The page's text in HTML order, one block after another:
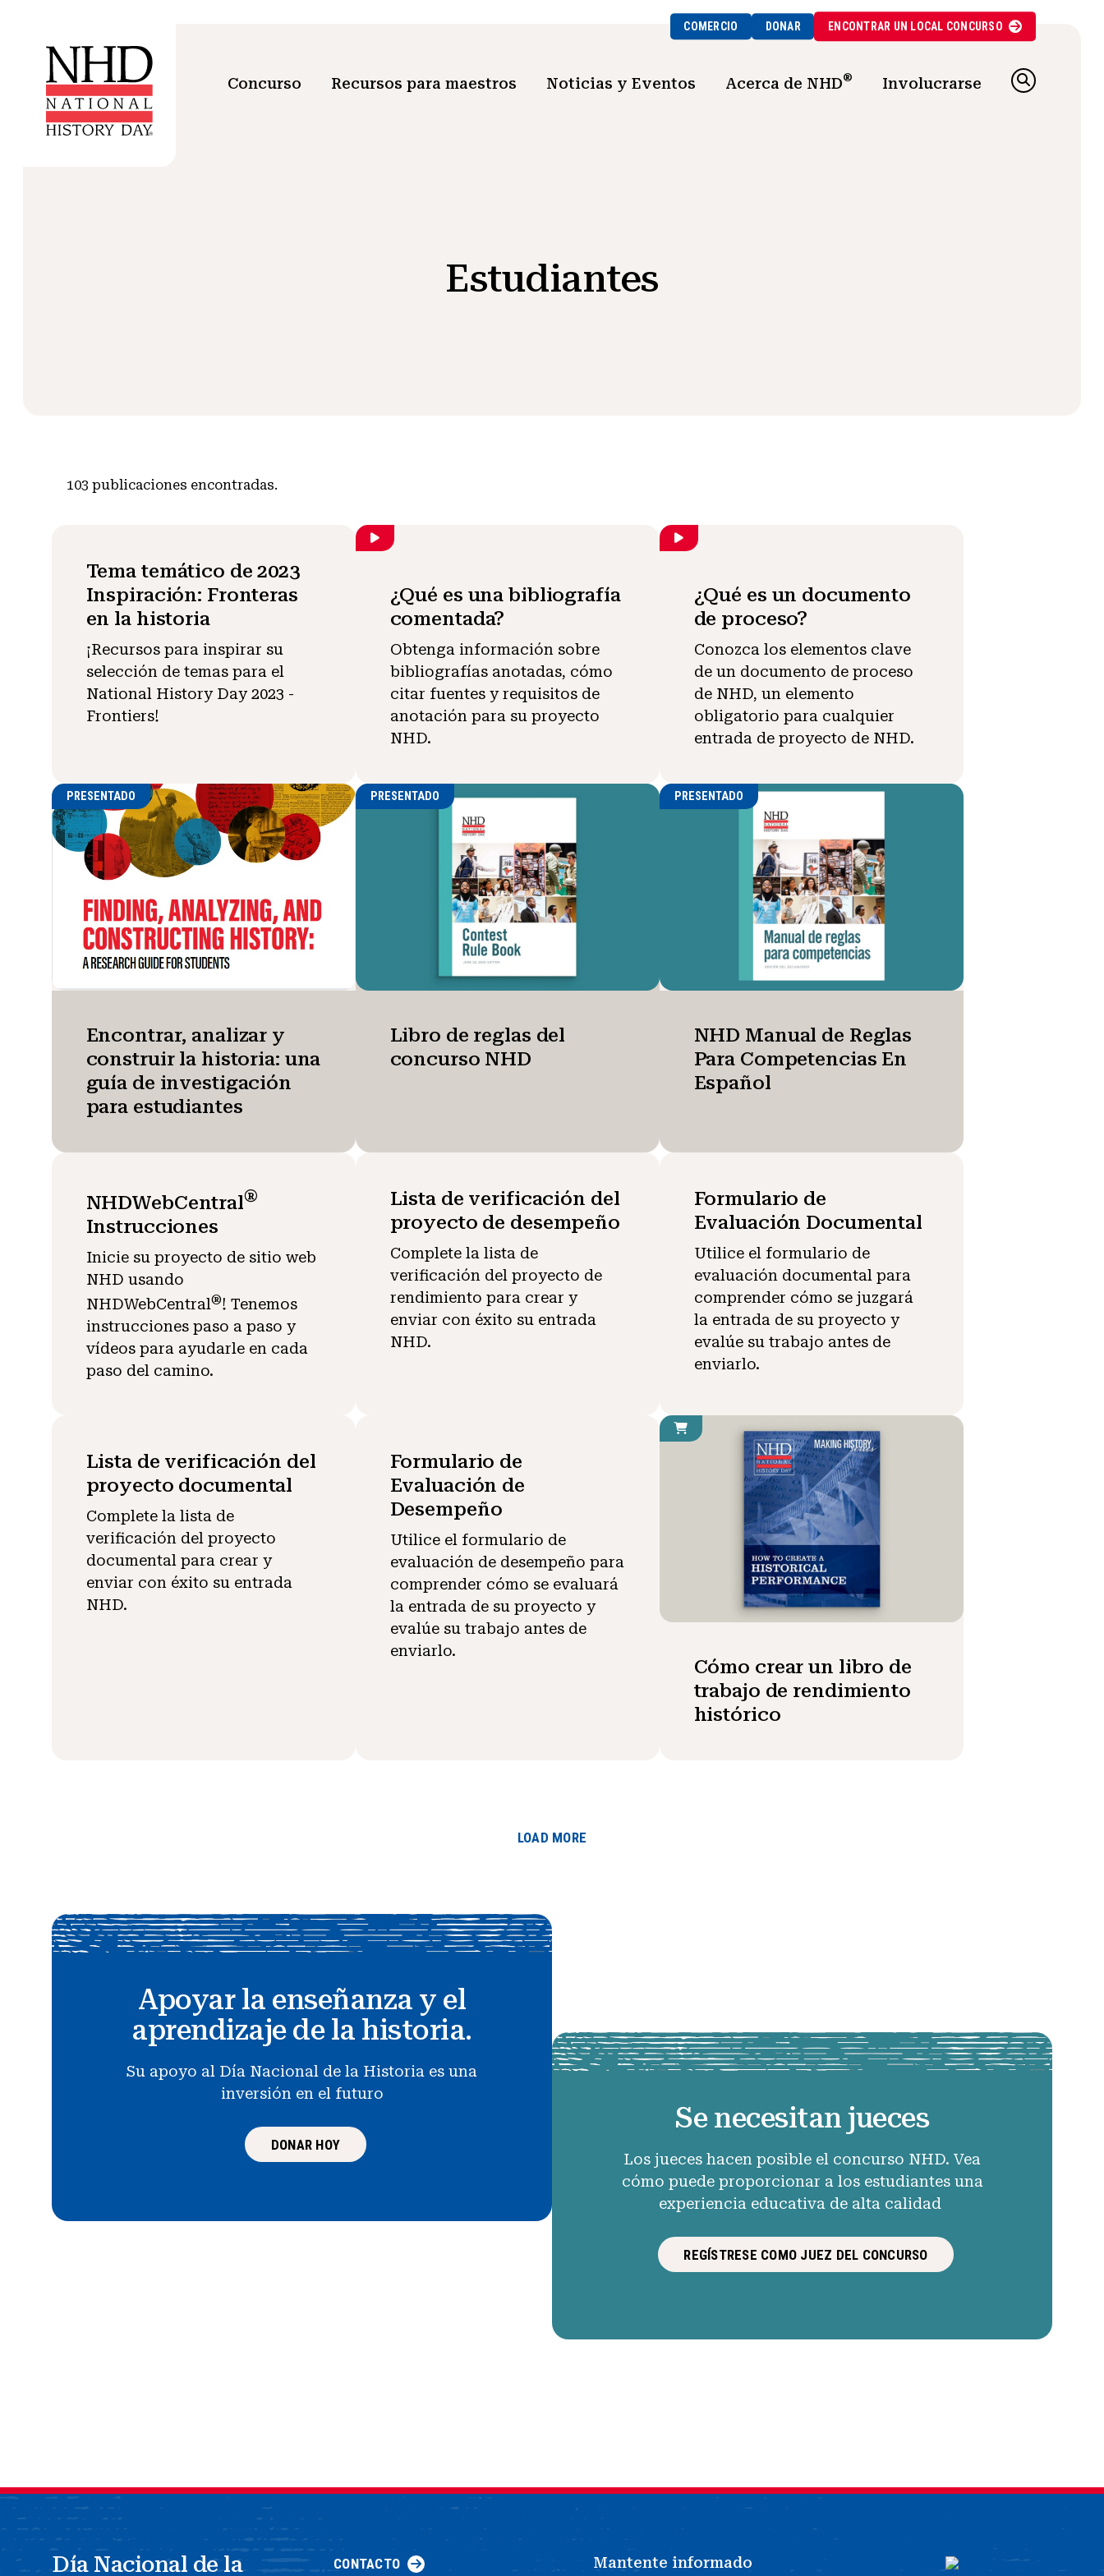
COMERCIO DONAR ENCONTRAR UN LOCAL CONCURSO
Concurso Recursos para maestros Noticias y Eventos Acerca de NHD® Involucrarse
Estudiantes
103 publicaciones encontradas.
Tema temático de 2023
Inspiración: Fronteras
en la historia
¡Recursos para inspirar su
selección de temas para el
National History Day 2023 -
Frontiers!
¿Qué es una bibliografía
comentada?
Obtenga información sobre
bibliografías anotadas, cómo
citar fuentes y requisitos de
anotación para su proyecto
NHD.
¿Qué es un documento
de proceso?
Conozca los elementos clave
de un documento de proceso
de NHD, un elemento
obligatorio para cualquier
entrada de proyecto de NHD.
PRESENTADO
Encontrar, analizar y
construir la historia: una
guía de investigación
para estudiantes
PRESENTADO
Libro de reglas del
concurso NHD
PRESENTADO
NHD Manual de Reglas
Para Competencias En
Español
NHDWebCentral®
Instrucciones
Inicie su proyecto de sitio web
NHD usando
NHDWebCentral®! Tenemos
instrucciones paso a paso y
vídeos para ayudarle en cada
paso del camino.
Lista de verificación del
proyecto de desempeño
Complete la lista de
verificación del proyecto de
rendimiento para crear y
enviar con éxito su entrada
NHD.
Formulario de
Evaluación Documental
Utilice el formulario de
evaluación documental para
comprender cómo se juzgará
la entrada de su proyecto y
evalúe su trabajo antes de
enviarlo.
Lista de verificación del
proyecto documental
Complete la lista de
verificación del proyecto
documental para crear y
enviar con éxito su entrada
NHD.
Formulario de
Evaluación de
Desempeño
Utilice el formulario de
evaluación de desempeño para
comprender cómo se evaluará
la entrada de su proyecto y
evalúe su trabajo antes de
enviarlo.
Cómo crear un libro de
trabajo de rendimiento
histórico
LOAD MORE
Apoyar la enseñanza y el
aprendizaje de la historia.
Su apoyo al Día Nacional de la Historia es una
inversión en el futuro
DONAR HOY
Se necesitan jueces
Los jueces hacen posible el concurso NHD. Vea
cómo puede proporcionar a los estudiantes una
experiencia educativa de alta calidad
REGÍSTRESE COMO JUEZ DEL CONCURSO
Día Nacional de la CONTACTO Mantente informado